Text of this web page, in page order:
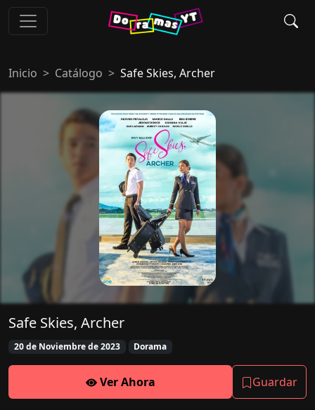
Inicio Catálogo Safe Skies, Archer
Safe Skies, Archer
20 de Noviembre de 2023 Dorama
Ver Ahora Guardar